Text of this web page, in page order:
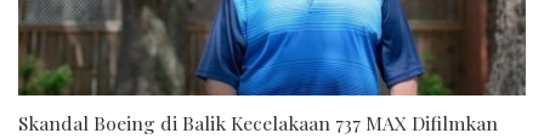
Skandal Boeing di Balik Kecelakaan 737 MAX Difilmkan